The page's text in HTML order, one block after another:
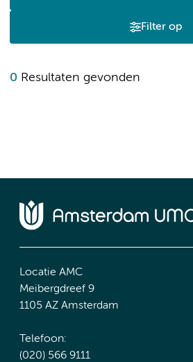
Filter op
0 Resultaten gevonden
Locatie AMC
Meibergdreef 9
1105 AZ Amsterdam
Telefoon:
(020) 566 9111